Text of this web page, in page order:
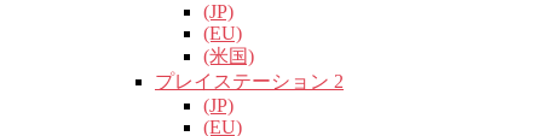
(JP)
(EU)
(米国)
プレイステーション 2
(JP)
(EU)